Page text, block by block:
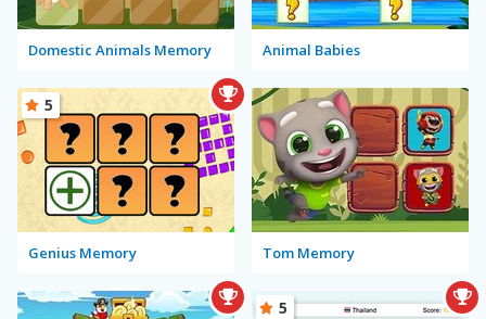
Domestic Animals Memory Animal Babies
Genius Memory
5
Tom Memory
5